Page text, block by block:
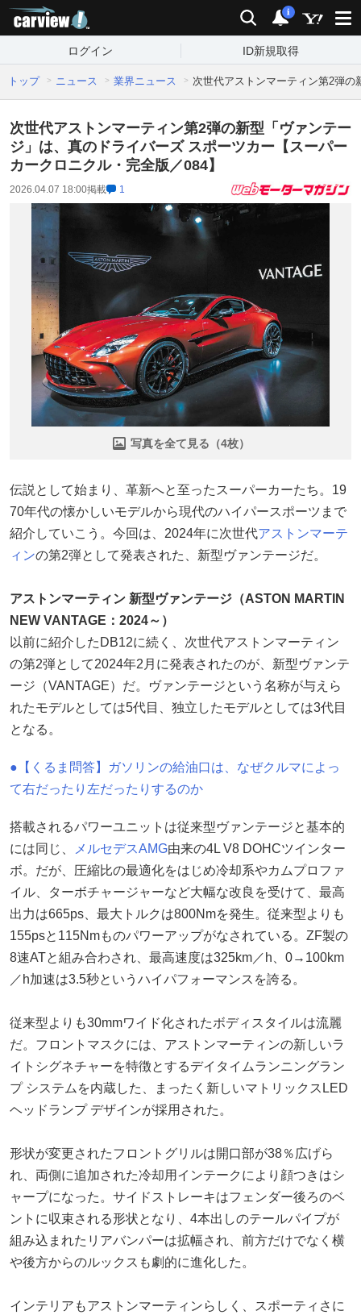
検索 通知
i
ログイン ID新規取得
トップ ニュース 業界ニュース 次世代アストンマーティン第2弾
次世代アストンマーティン第2弾の新型「ヴァンテー
ジ」は、真のドライバーズ スポーツカー【スーパー
カークロニクル・完全版／084】
2026.04.07 18:00掲載 1
写真を全て見る（4枚）
伝説として始まり、革新へと至ったスーパーカーたち。19
70年代の懐かしいモデルから現代のハイパースポーツまで
紹介していこう。今回は、2024年に次世代アストンマーテ
ィンの第2弾として発表された、新型ヴァンテージだ。
アストンマーティン 新型ヴァンテージ（ASTON MARTIN
NEW VANTAGE：2024～）
以前に紹介したDB12に続く、次世代アストンマーティン
の第2弾として2024年2月に発表されたのが、新型ヴァンテ
ージ（VANTAGE）だ。ヴァンテージという名称が与えら
れたモデルとしては5代目、独立したモデルとしては3代目
となる。
●【くるま問答】ガソリンの給油口は、なぜクルマによっ
て右だったり左だったりするのか
搭載されるパワーユニットは従来型ヴァンテージと基本的
には同じ、
メルセデスAMG由来の4L V8 DOHCツインター
ボ。だが、圧縮比の最適化をはじめ冷却系やカムプロファ
イル、ターボチャージャーなど大幅な改良を受けて、最高
出力は665ps、最大トルクは800Nmを発生。従来型よりも
155psと115Nmものパワーアップがなされている。ZF製の
8速ATと組み合わされ、最高速度は325km／h、0→100km
／h加速は3.5秒というハイパフォーマンスを誇る。
従来型よりも30mmワイド化されたボディスタイルは流麗
だ。フロントマスクには、アストンマーティンの新しいラ
イトシグネチャーを特徴とするデイタイムランニングラン
プ システムを内蔵した、まったく新しいマトリックスLED
ヘッドランプ デザインが採用された。
形状が変更されたフロントグリルは開口部が38％広げら
れ、両側に追加された冷却用インテークにより顔つきはシ
ャープになった。サイドストレーキはフェンダー後ろのベ
ントに収束される形状となり、4本出しのテールパイプが
組み込まれたリアバンパーは拡幅され、前方だけでなく横
や後方からのルックスも劇的に進化した。
インテリアもアストンマーティンらしく、スポーティさに